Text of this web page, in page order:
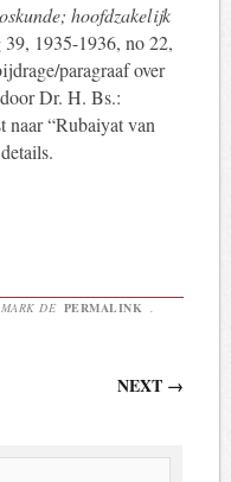
hoofdzakelijk
39, 1935-1936, no 22,
paragraaf over
Dr. H. Bs.:
naar “Rubaiyat van
DE PERMALINK
NEXT →